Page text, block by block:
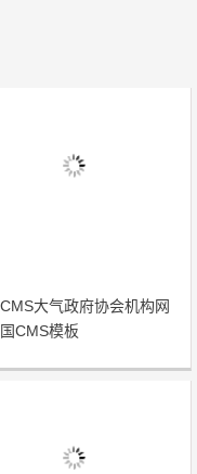
大气政府协会机构网
CMS模板